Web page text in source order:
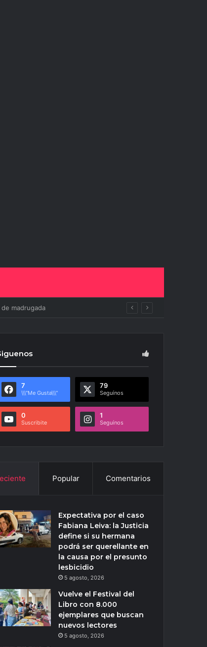
7
\\\"Me Gusta\\\"
79
Seguínos
0
Suscribite
1
Seguínos
Popular Comentarios
Expectativa por el caso
Fabiana Leiva: la Justicia
define si su hermana
podrá ser querellante en
la causa por el presunto
lesbicidio
5 agosto, 2026
Vuelve el Festival del
Libro con 8.000
ejemplares que buscan
nuevos lectores
5 agosto, 2026